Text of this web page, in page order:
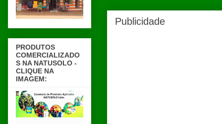
Publicidade
PRODUTOS
COMERCIALIZADO
S NA NATUSOLO -
CLIQUE NA
IMAGEM: